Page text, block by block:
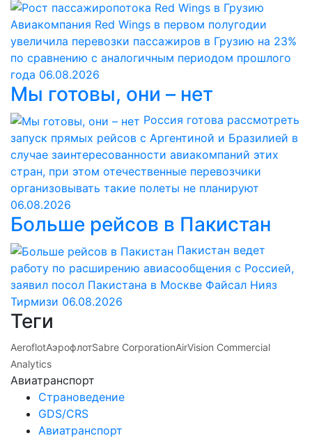
Авиакомпания Red Wings в первом полугодии
увеличила перевозки пассажиров в Грузию на 23%
по сравнению с аналогичным периодом прошлого
года 06.08.2026
Мы готовы, они – нет
Россия готова рассмотреть
запуск прямых рейсов с Аргентиной и Бразилией в
случае заинтересованности авиакомпаний этих
стран, при этом отечественные перевозчики
организовывать такие полеты не планируют
06.08.2026
Больше рейсов в Пакистан
Пакистан ведет
работу по расширению авиасообщения с Россией,
заявил посол Пакистана в Москве Файсал Нияз
Тирмизи 06.08.2026
Теги
AeroflotАэрофлотSabre CorporationAirVision Commercial
Analytics
Авиатранспорт
Страноведение
GDS/CRS
Авиатранспорт